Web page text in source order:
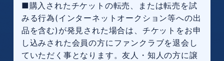
■購入されたチケットの転売、または転売を試
みる行為(インターネットオークション等への出
品を含む)が発見された場合は、チケットをお申
し込みされた会員の方にファンクラブを退会し
ていただく事となります。友人・知人の方に譲